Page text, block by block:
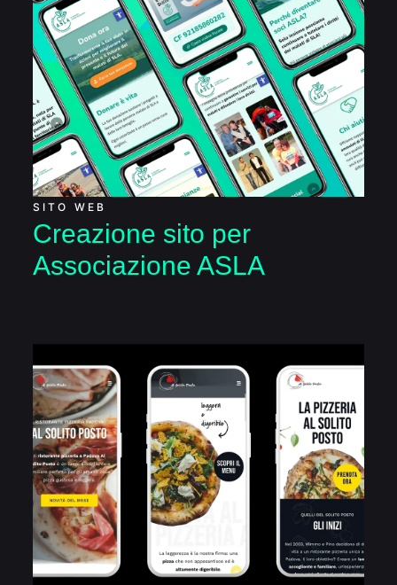
Creazione sito per
Associazione ASLA
SITO WEB
Creazione sito per
Associazione ASLA
Sviluppo sito web
Pizzeria Al Solito
Posto